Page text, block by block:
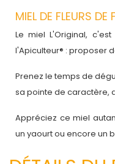
MIEL DE FLEURS
Le miel L'Original,
l'Apiculteur® : proposer
Prenez le temps de
sa pointe de caractère,
Appréciez ce miel
un yaourt ou encore un